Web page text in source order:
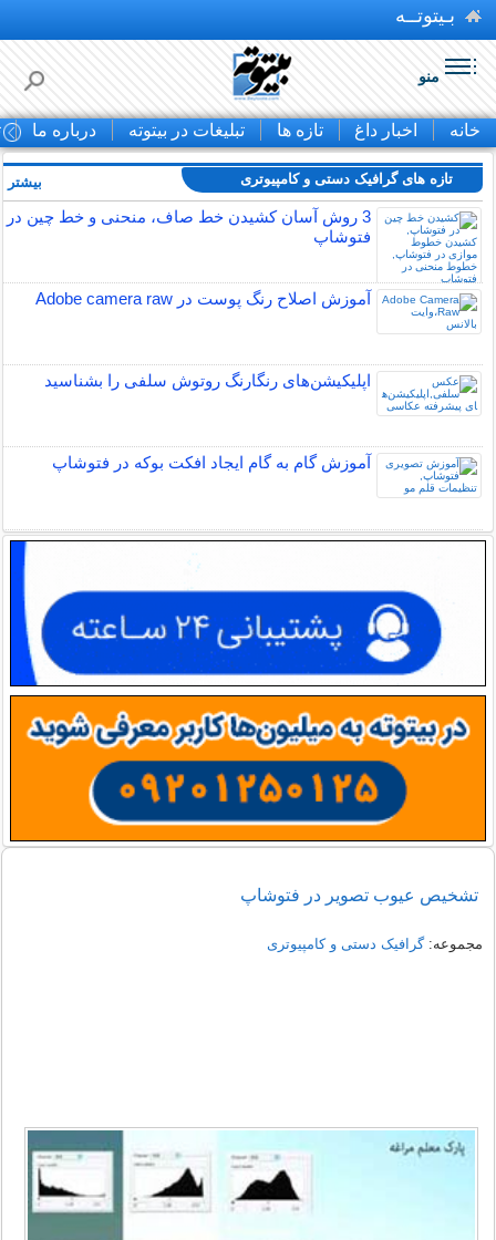
بـیتوتــه
منو
خانه اخبار داغ تازه ها تبلیغات در بیتوته درباره ما
تازه های گرافیک دستی و کامپیوتری
3 روش آسان کشیدن خط صاف، منحنی و خط چین در
فتوشاپ
آموزش اصلاح رنگ پوست در Adobe camera raw
اپلیکیشن‌های رنگارنگ روتوش سلفی را بشناسید
آموزش گام به گام ایجاد افکت بوکه در فتوشاپ
بیشتر
تشخيص عيوب تصوير در فتوشاپ
مجموعه:گرافیک دستی و کامپیوتری